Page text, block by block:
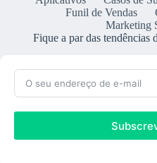
Funil de Vendas
Marketing
Fique a par das